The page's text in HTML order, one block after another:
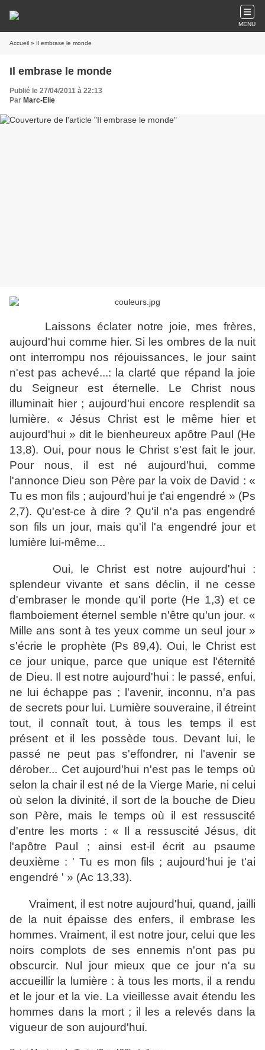
MENU
Accueil » Il embrase le monde
Il embrase le monde
Publié le 27/04/2011 à 22:13
Par Marc-Elie
Laissons éclater notre joie, mes frères,
aujourd'hui comme hier. Si les ombres de la nuit
ont interrompu nos réjouissances, le jour saint
n'est pas achevé...: la clarté que répand la joie
du Seigneur est éternelle. Le Christ nous
illuminait hier ; aujourd'hui encore resplendit sa
lumière. « Jésus Christ est le même hier et
aujourd'hui » dit le bienheureux apôtre Paul (He
13,8). Oui, pour nous le Christ s'est fait le jour.
Pour nous, il est né aujourd'hui, comme
l'annonce Dieu son Père par la voix de David : «
Tu es mon fils ; aujourd'hui je t'ai engendré » (Ps
2,7). Qu'est-ce à dire ? Qu'il n'a pas engendré
son fils un jour, mais qu'il l'a engendré jour et
lumière lui-même...
Oui, le Christ est notre aujourd'hui :
splendeur vivante et sans déclin, il ne cesse
d'embraser le monde qu'il porte (He 1,3) et ce
flamboiement éternel semble n'être qu'un jour. «
Mille ans sont à tes yeux comme un seul jour »
s'écrie le prophète (Ps 89,4). Oui, le Christ est
ce jour unique, parce que unique est l'éternité
de Dieu. Il est notre aujourd'hui : le passé, enfui,
ne lui échappe pas ; l'avenir, inconnu, n'a pas
de secrets pour lui. Lumière souveraine, il étreint
tout, il connaît tout, à tous les temps il est
présent et il les possède tous. Devant lui, le
passé ne peut pas s'effondrer, ni l'avenir se
dérober... Cet aujourd'hui n'est pas le temps où
selon la chair il est né de la Vierge Marie, ni celui
où selon la divinité, il sort de la bouche de Dieu
son Père, mais le temps où il est ressuscité
d'entre les morts : « Il a ressuscité Jésus, dit
l'apôtre Paul ; ainsi est-il écrit au psaume
deuxième : ' Tu es mon fils ; aujourd'hui je t'ai
engendré ' » (Ac 13,33).
Vraiment, il est notre aujourd'hui, quand, jailli
de la nuit épaisse des enfers, il embrase les
hommes. Vraiment, il est notre jour, celui que les
noirs complots de ses ennemis n'ont pas pu
obscurcir. Nul jour mieux que ce jour n'a su
accueillir la lumière : à tous les morts, il a rendu
et le jour et la vie. La vieillesse avait étendu les
hommes dans la mort ; il les a relevés dans la
vigueur de son aujourd'hui.